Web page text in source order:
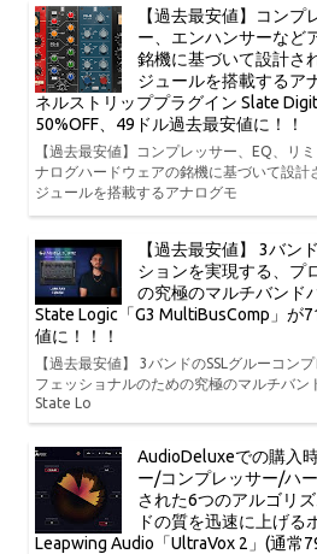
【過去最安値】コンプ
ー、エンハンサーなど
銘機に基づいて設計さ
ジュールを搭載するア
ネルストリッププラグイン Slate
50%OFF、49ドル過去最安値に！！
【過去最安値】コンプレッサー、EQ、リ
ナログハードウェアの銘機に基づいて設計
ジュールを搭載するアナログモ
【過去最安値】 3バン
ションを実現する、プ
の究極のマルチバンド
State Logic「G3 MultiBusComp」が
値に！！！
【過去最安値】 3バンドのSSLグルーコン
フェッショナルのための究極のマルチバン
State Lo
AudioDeluxeでの購入
ー/コンプレッサー/ハ
された6つのアルゴリ
ドの質を迅速に上げる
Leapwing Audio「UltraVox 2」(通常